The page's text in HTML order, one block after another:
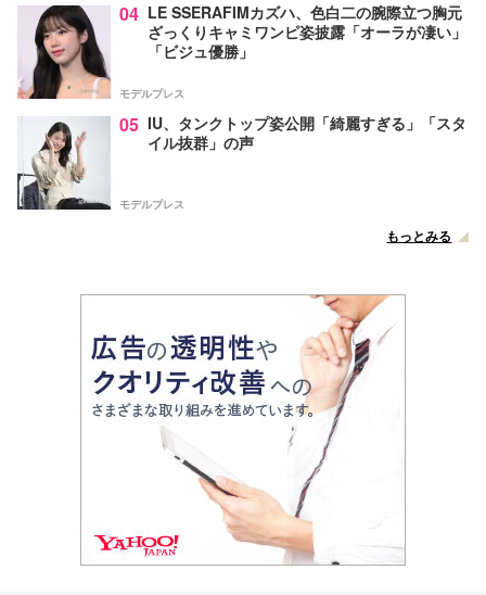
04 LE SSERAFIMカズハ、色白二の腕際立つ胸元
ざっくりキャミワンピ姿披露「オーラが凄い」
「ビジュ優勝」
モデルプレス
05 IU、タンクトップ姿公開「綺麗すぎる」「スタ
イル抜群」の声
モデルプレス
もっとみる